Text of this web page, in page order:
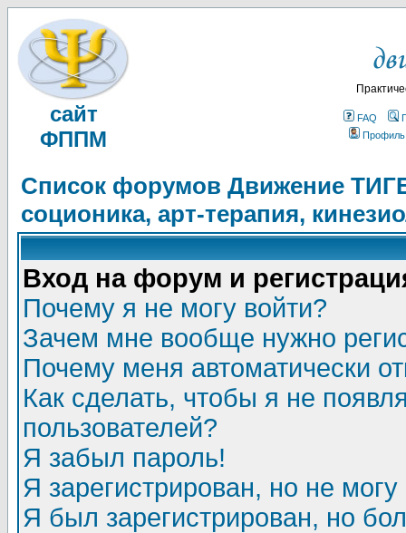
сайт
ФППМ
FAQ
Профиль
Список форумов Движение
соционика, арт-терапия,
Вход на форум и
Почему я не могу войти?
Зачем мне вообще нужно
Почему меня автоматически
Как сделать, чтобы я не
пользователей?
Я забыл пароль!
Я зарегистрирован, но не могу
Я был зарегистрирован, но